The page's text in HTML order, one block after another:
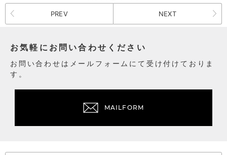
PREV NEXT
お気軽にお問い合わせください
お問い合わせはメールフォームにて受け付けておりま
す。
MAILFORM